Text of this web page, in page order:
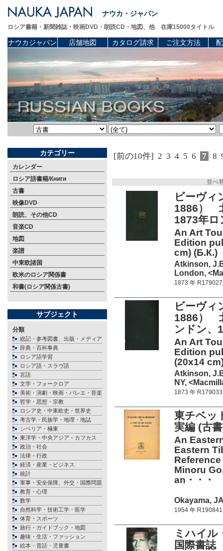
ナウカ・ジャパン
ロシア書籍・新聞雑誌・映画DVD・朗読CD・地図、他 在庫15000タイトル
ナウカジャパン 店舗地図 カタログ請求 ご注文方法
カテゴリー
カレンダー
ロシア語書籍/Книги
古書
映像DVD
朗読、その他CD
音楽CD
地図
楽譜
中東欧諸国
欧米のロシア関係書
和書(ロシア関係古書)
サブジェクト
分類
総記・参考図書、出版・メディア
辞典・百科事典
ロシア語学習
ロシア語・スラヴ語
言語
文学・フォークロア
美術・演劇・映画・バレエ・音楽
哲学・思想・宗教
ロシア史・中東欧史・世界史
考古学・民族学・地理・地誌
シベリア・極東
東洋学・中央アジア・カフカス
政治・社会
法律・行政
経済・産業・ビジネス
統計
軍事・安全保障、外交・国際問題
教育・心理
数学
自然科学・技術工学・医学
体育・スポーツ
旅行・ガイドブック・地図
趣味・生活・ファッション
絵本・昔話・児童書
[前の10件] 2 3 4 5 6 7 8
並べ
ビーヴィ
1886）
1873年
An Art
Edition
cm) (Б.К.)
Atkinson,
London,
1873 年 R179027
ビーヴィ
1886）
ンドン、
An Art
Edition
(20x14
Atkinson,
NY,
1873 年 R179033
東チベッ
実編 (古
An
Eastern
Minoru
an・・・
Okayama,
1954 年 R190841
ミハイル
国際書誌